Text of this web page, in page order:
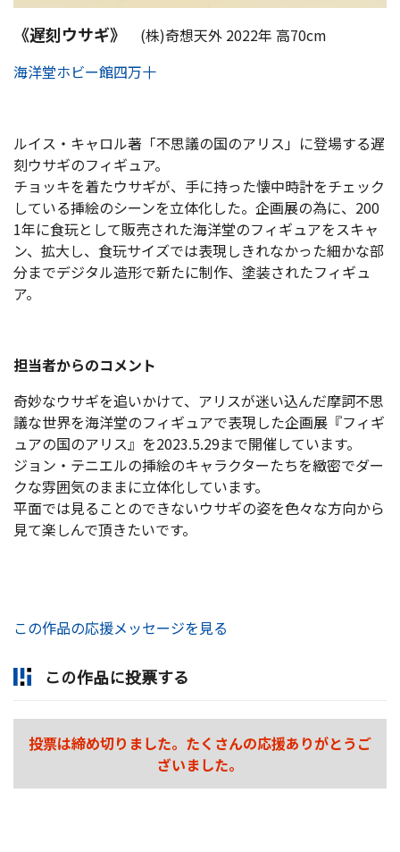
《遅刻ウサギ》
(株)奇想天外 2022年 高70cm
海洋堂ホビー館四万十
ルイス・キャロル著「不思議の国のアリス」に登場する遅
刻ウサギのフィギュア。
チョッキを着たウサギが、手に持った懐中時計をチェック
している挿絵のシーンを立体化した。企画展の為に、200
1年に食玩として販売された海洋堂のフィギュアをスキャ
ン、拡大し、食玩サイズでは表現しきれなかった細かな部
分までデジタル造形で新たに制作、塗装されたフィギュ
ア。
担当者からのコメント
奇妙なウサギを追いかけて、アリスが迷い込んだ摩訶不思
議な世界を海洋堂のフィギュアで表現した企画展『フィギ
ュアの国のアリス』を2023.5.29まで開催しています。
ジョン・テニエルの挿絵のキャラクターたちを緻密でダー
クな雰囲気のままに立体化しています。
平面では見ることのできないウサギの姿を色々な方向から
見て楽しんで頂きたいです。
この作品の応援メッセージを見る
この作品に投票する
投票は締め切りました。たくさんの応援ありがとうご
ざいました。